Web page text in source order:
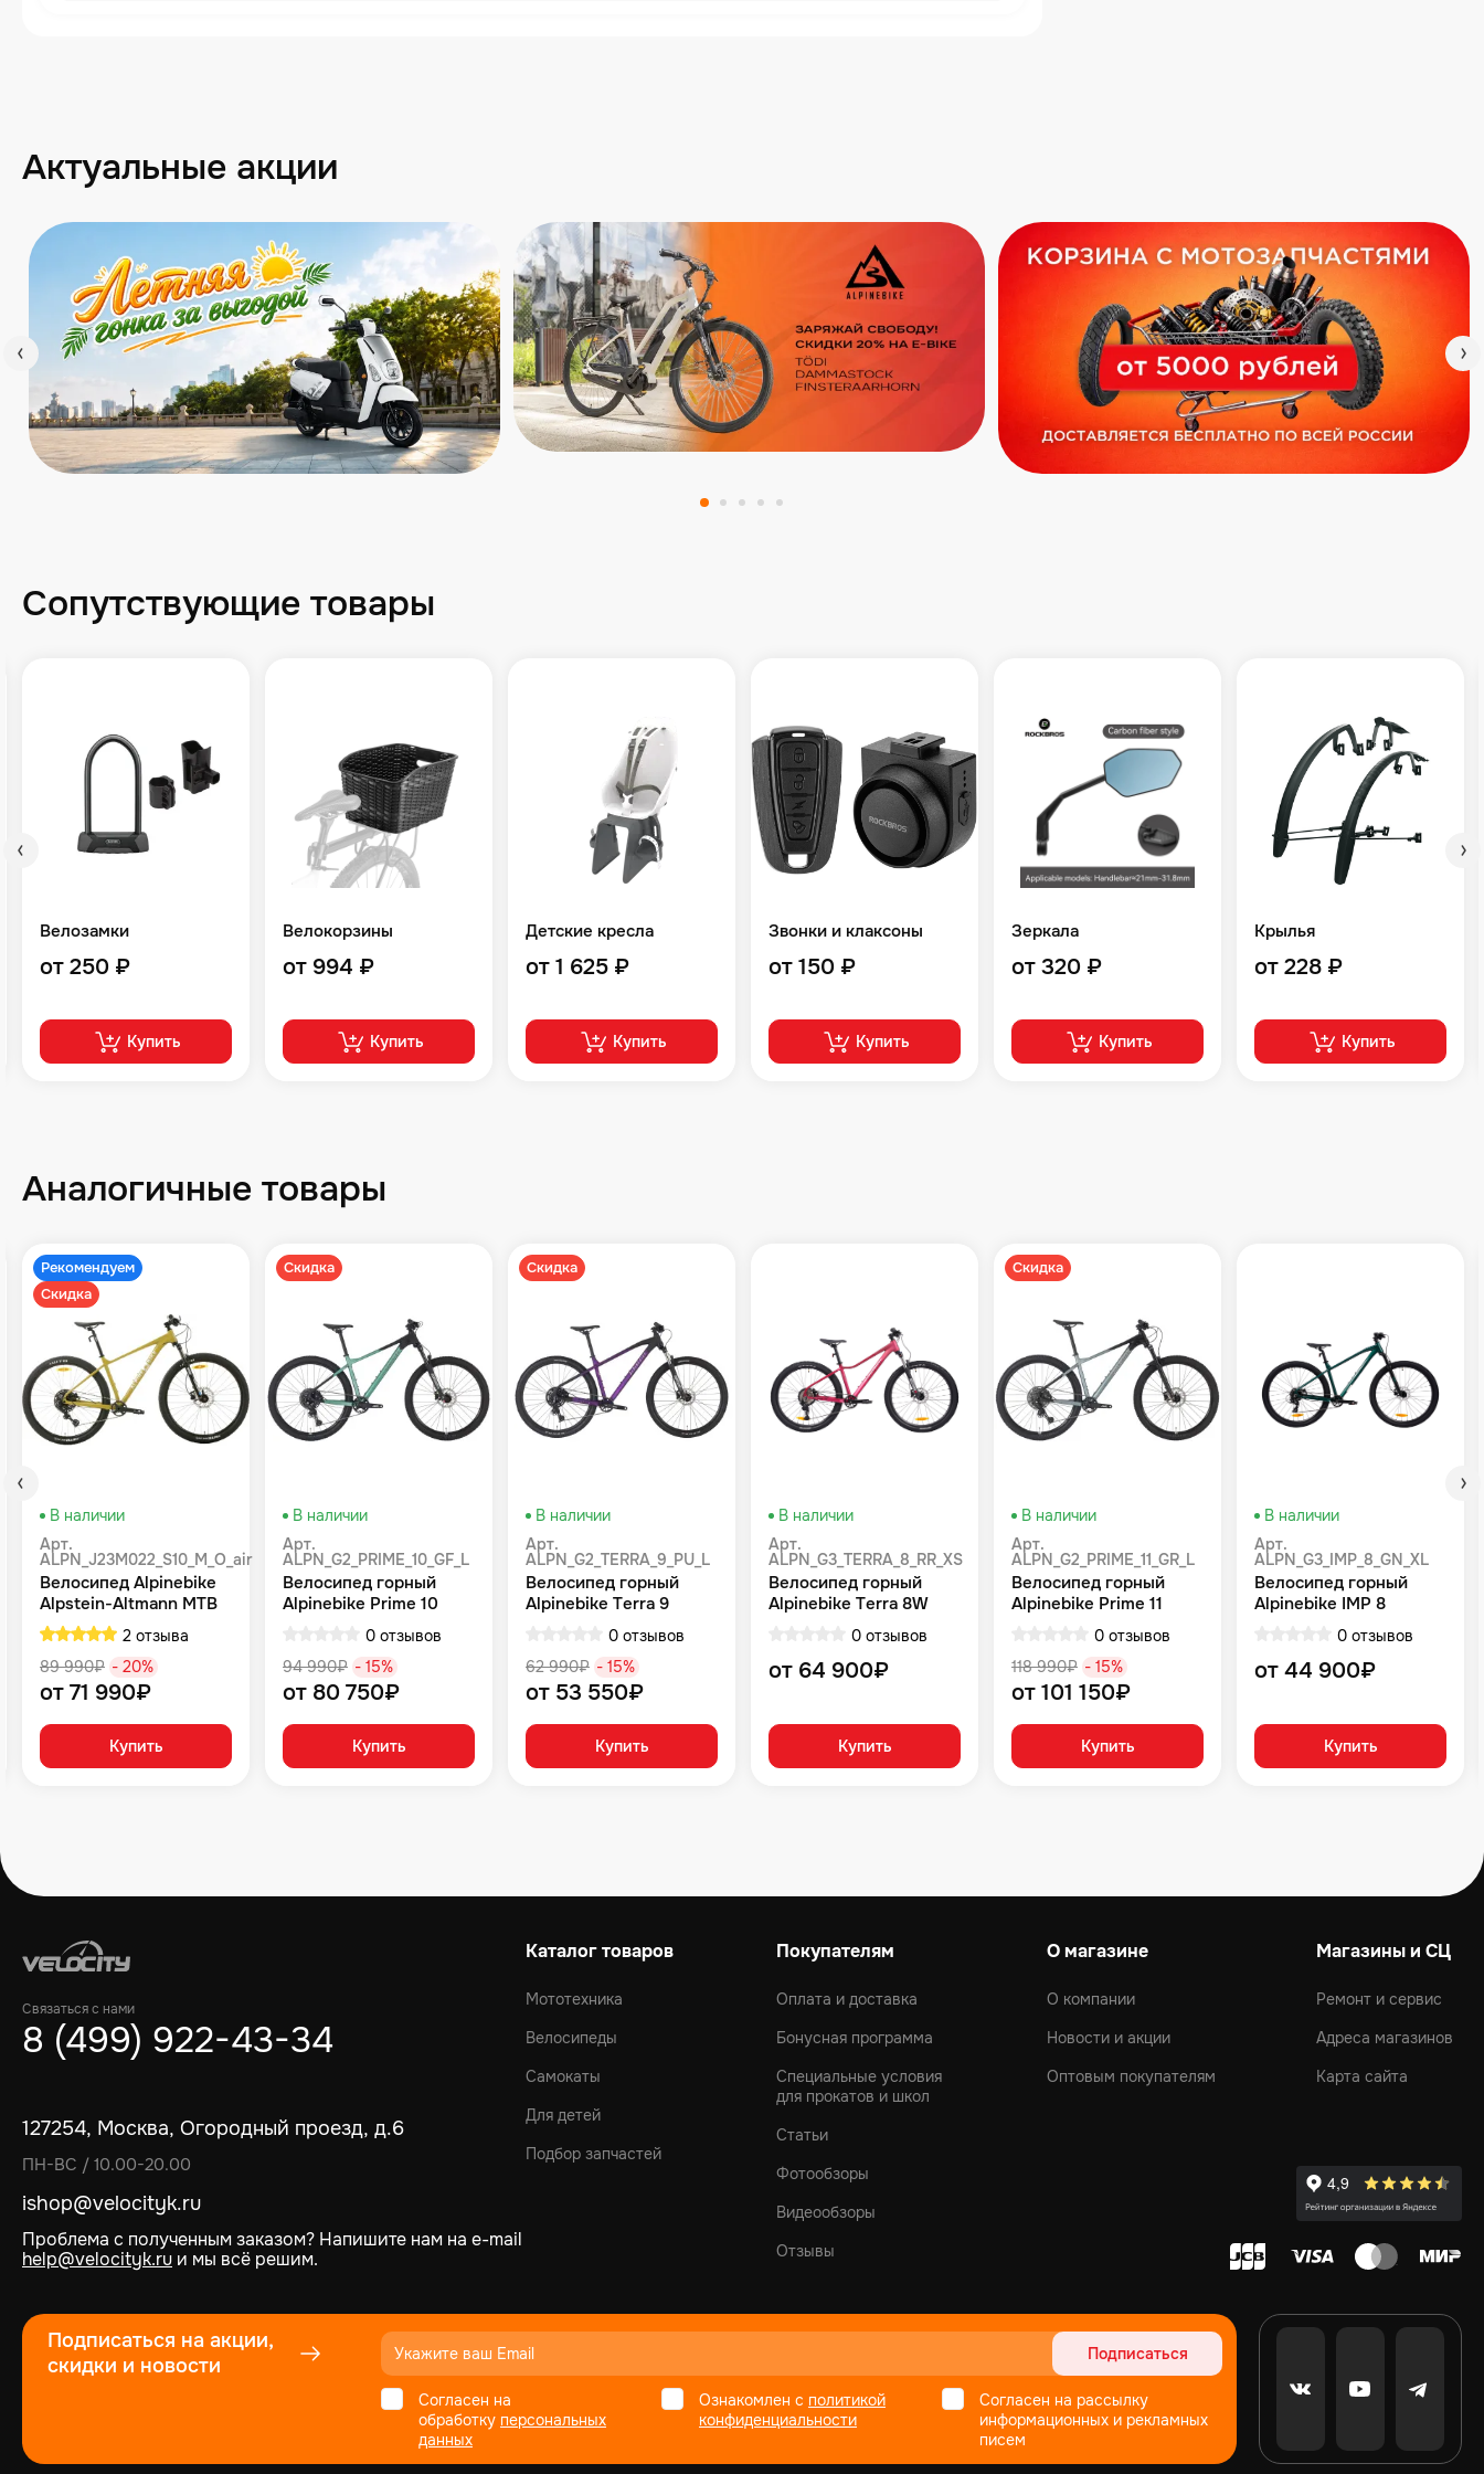
Актуальные акции
Сопутствующие товары
Велозамки
от 250 ₽
Купить
Велокорзины
от 994 ₽
Купить
Детские кресла
от 1 625 ₽
Купить
Звонки и клаксоны
от 150 ₽
Купить
Зеркала
от 320 ₽
Купить
Крылья
от 228 ₽
Купить
Аналогичные товары
Рекомендуем
Скидка
В наличии
Арт.
ALPN_J23M022_S10_M_O_air
Велосипед Alpinebike
Alpstein-Altmann MTB
10 air цвет оливковый
2 отзыва
89 990₽ - 20%
от 71 990₽
Купить
Скидка
В наличии
Арт.
ALPN_G2_PRIME_10_GF_L
Велосипед горный
Alpinebike Prime 10
туманный зеленый
0 отзывов
94 990₽ - 15%
от 80 750₽
Купить
Скидка
В наличии
Арт.
ALPN_G2_TERRA_9_PU_L
Велосипед горный
Alpinebike Terra 9
фиолетовый космос
0 отзывов
62 990₽ - 15%
от 53 550₽
Купить
В наличии
Арт.
ALPN_G3_TERRA_8_RR_XS
Велосипед горный
Alpinebike Terra 8W
0 отзывов
от 64 900₽
Купить
Скидка
В наличии
Арт.
ALPN_G2_PRIME_11_GR_L
Велосипед горный
Alpinebike Prime 11
громовой серый0 отзывов
118 990₽ - 15%
от 101 150₽
Купить
В наличии
Арт.
ALPN_G3_IMP_8_GN_XL
Велосипед горный
Alpinebike IMP 8
0 отзывов
от 44 900₽
Купить
Связаться с нами
8 (499) 922-43-34
Каталог товаров
Мототехника
Велосипеды
Самокаты
Для детей
Подбор запчастей
Покупателям
Оплата и доставка
Бонусная программа
Специальные условия
для прокатов и школ
Статьи
Фотообзоры
Видеообзоры
Отзывы
О магазине
О компании
Новости и акции
Оптовым покупателям
Магазины и СЦ
Ремонт и сервис
Адреса магазинов
Карта сайта
127254, Москва, Огородный проезд, д.6
ПН-ВС / 10.00-20.00
ishop@velocityk.ru
Проблема с полученным заказом? Напишите нам на e-mail
help@velocityk.ru и мы всё решим.
Подписаться на акции,
скидки и новости
Подписаться
Согласен на
обработку персональных
данных
Ознакомлен с политикой
конфиденциальности
Согласен на рассылку
информационных и рекламных
писем